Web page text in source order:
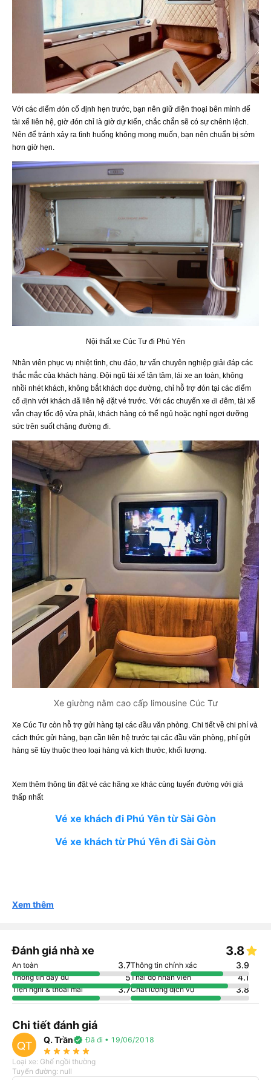
Với các điểm đón cố định hẹn trước, bạn nên giữ điện thoại bên mình để
tài xế liên hệ, giờ đón chỉ là giờ dự kiến, chắc chắn sẽ có sự chênh lệch.
Nên để tránh xảy ra tình huống không mong muốn, bạn nên chuẩn bị sớm
hơn giờ hẹn.
Nội thất xe Cúc Tư đi Phú Yên
Nhân viên phục vụ nhiệt tình, chu đáo, tư vấn chuyên nghiệp giải đáp các
thắc mắc của khách hàng. Đội ngũ tài xế tận tâm, lái xe an toàn, không
nhồi nhét khách, không bắt khách dọc đường, chỉ hỗ trợ đón tại các điểm
cố định với khách đã liên hệ đặt vé trước. Với các chuyến xe đi đêm, tài xế
vẫn chạy tốc độ vừa phải, khách hàng có thể ngủ hoặc nghỉ ngơi dưỡng
sức trên suốt chặng đường đi.
Xe giường nằm cao cấp limousine Cúc Tư
Xe Cúc Tư còn hỗ trợ gửi hàng tại các đầu văn phòng. Chi tiết về chi phí và
cách thức gửi hàng, bạn cần liên hệ trước tại các đầu văn phòng, phí gửi
hàng sẽ tùy thuộc theo loại hàng và kích thước, khối lượng.
Xem thêm thông tin đặt vé các hãng xe khác cùng tuyến đường với giá
thấp nhất
Vé xe khách đi Phú Yên từ Sài Gòn
Vé xe khách từ Phú Yên đi Sài Gòn
Xem thêm
Đánh giá nhà xe 3.8
An toàn 3.7Thông tin chính xác 3.9
Thông tin đầy đủ 5Thái độ nhân viên 4.1
Tiện nghi & thoải mái 3.7Chất lượng dịch vụ 3.8
Chi tiết đánh giá
QT Q. Trầnverified Đã đi • 19/06/2018
star_rate star_rate star_rate star_rate star_rate
Loại xe: Ghế ngồi thường
Tuyến đường: null